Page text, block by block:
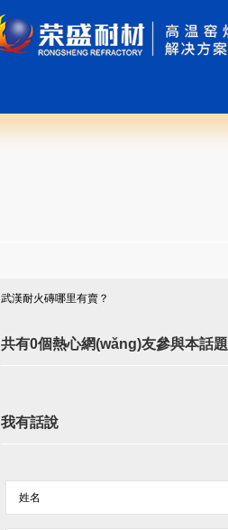
武漢耐火磚哪里有賣？
共有0個熱心網(wǎng)友參與本話題
我有話說